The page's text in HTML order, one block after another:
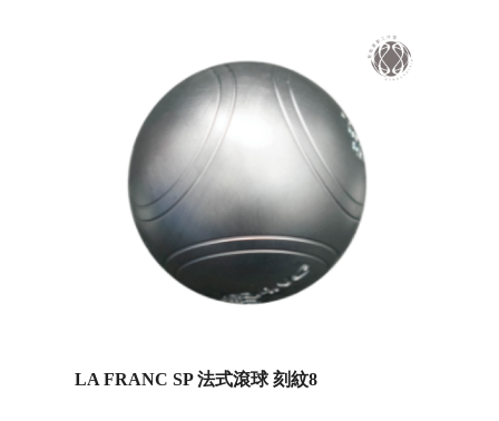
LA FRANC SP 法式滾球 刻紋8